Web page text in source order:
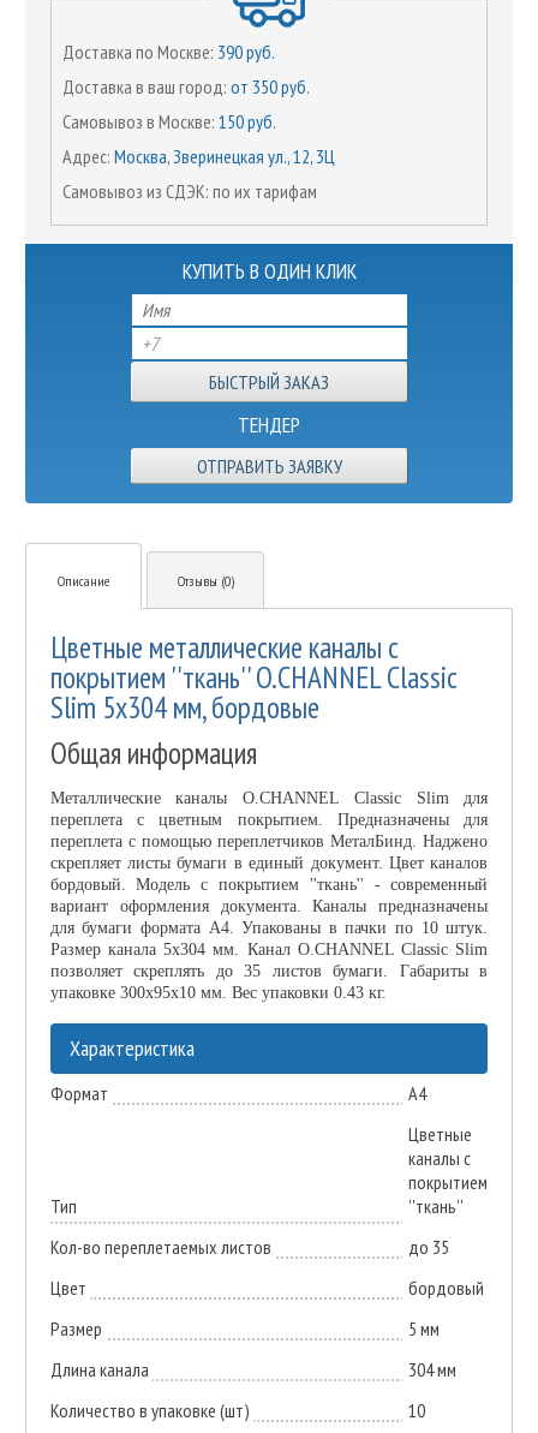
Доставка по Москве: 390 руб.
Доставка в ваш город: от 350 руб.
Самовывоз в Москве: 150 руб.
Адрес: Москва, Зверинецкая ул., 12, 3Ц
Самовывоз из СДЭК: по их тарифам
КУПИТЬ В ОДИН КЛИК
ТЕНДЕР
ОТПРАВИТЬ ЗАЯВКУ
Описание Отзывы (0)
Цветные металлические каналы с
покрытием ''ткань'' O.CHANNEL Classic
Slim 5х304 мм, бордовые
Общая информация
Металлические каналы O.CHANNEL Classic Slim для
переплета с цветным покрытием. Предназначены для
переплета с помощью переплетчиков МеталБинд. Наджено
скрепляет листы бумаги в единый документ. Цвет каналов
бордовый. Модель с покрытием ''ткань'' - современный
вариант оформления документа. Каналы предназначены
для бумаги формата А4. Упакованы в пачки по 10 штук.
Размер канала 5х304 мм. Канал O.CHANNEL Classic Slim
позволяет скреплять до 35 листов бумаги. Габариты в
упаковке 300x95x10 мм. Вес упаковки 0.43 кг.
Характеристика
Формат А4
Тип
Цветные
каналы с
покрытием
''ткань''
Кол-во переплетаемых листов
до 35
Цвет
бордовый
Размер
5 мм
Длина канала
304 мм
Количество в упаковке (шт)
10